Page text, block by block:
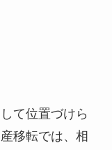
て位置づけら
移転では、相